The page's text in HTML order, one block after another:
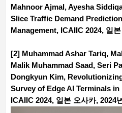
Mahnoor Ajmal, Ayesha
Slice Traffic Demand
Management, ICAIIC 2024, 일
[2] Muhammad Ashar Tariq,
Malik Muhammad Saad, Seri
Dongkyun Kim,
Survey of Edge AI Terminals
ICAIIC 2024, 일본 오사카, 2024